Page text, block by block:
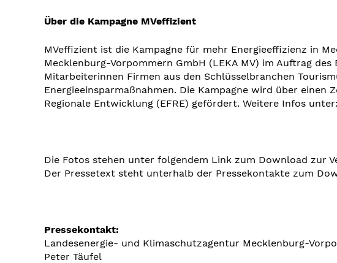
Über die Kampagne MVeffizient
MVeffizient ist die Kampagne für mehr Energieeffizienz in
Mecklenburg-Vorpommern GmbH (LEKA MV) im Auftrag
Mitarbeiterinnen Firmen aus den Schlüsselbranchen
Energieeinsparmaßnahmen. Die Kampagne wird über
Regionale Entwicklung (EFRE) gefördert. Weitere Infos unter:
Die Fotos stehen unter folgendem Link zum Download zur
Der Pressetext steht unterhalb der Pressekontakte zum
Pressekontakt:
Landesenergie- und Klimaschutzagentur Mecklenburg-
Peter Täufel